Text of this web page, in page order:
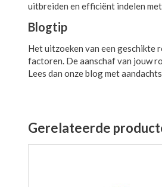
uitbreiden en efficiënt indelen
Blogtip
Het uitzoeken van een geschikte
factoren. De aanschaf van jouw
Lees dan onze blog met
Gerelateerde